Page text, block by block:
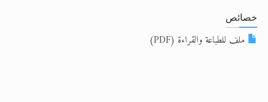
خصائص
ملف للطباعة والقراءة (PDF)